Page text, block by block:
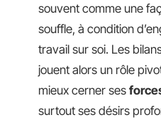
souvent comme une
souffle, à condition
travail sur soi. Les
jouent alors un rôle
mieux cerner ses
surtout ses désirs